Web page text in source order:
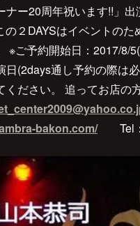
ナー20周年祝います!!
の２DAYSはイベントの
※ご予約開始日：2017/8/
日(2days通し予約の際は
ださい。 追ってお店の
bakon.com/Tel：